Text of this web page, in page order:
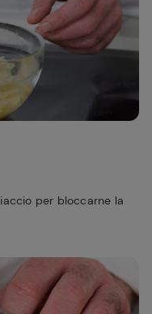
per bloccarne la